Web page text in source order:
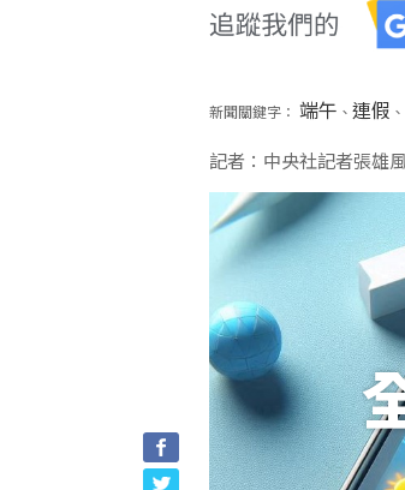
新聞關鍵字： 端午 、 連假 、
記者：中央社記者張雄